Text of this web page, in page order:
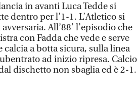
in avanti Luca Tedde si
dentro per l’1-1. L’Atletico si
All’88’ l’episodio che
con Fadda che vede e serve
calcia a botta sicura, sulla linea
ad inizio ripresa. Calcio
dischetto non sbaglia ed è 2-1.